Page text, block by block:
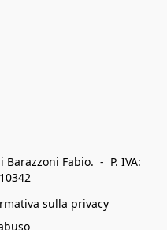
Fabio.  -  P. IVA:
sulla privacy